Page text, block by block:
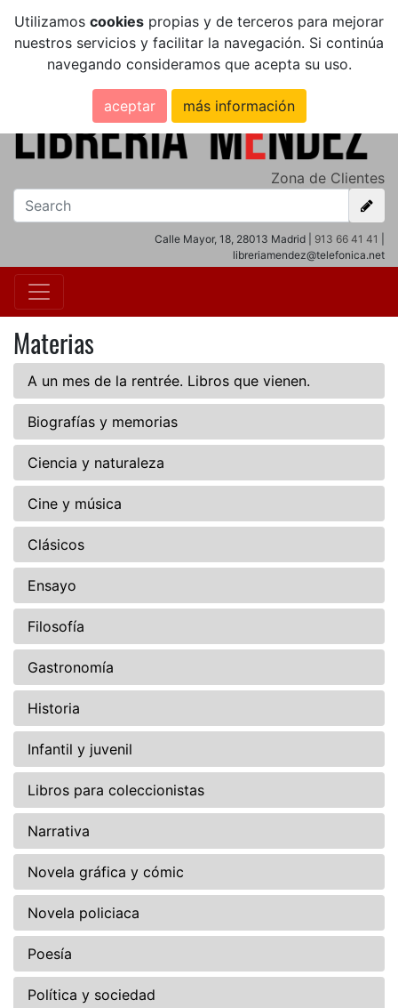
Utilizamos cookies propias y de terceros para mejorar
nuestros servicios y facilitar la navegación. Si continúa
navegando consideramos que acepta su uso.
aceptar más información
Zona de Clientes
Calle Mayor, 18, 28013 Madrid | 913 66 41 41
libreriamendez@telefonica.net
Materias
A un mes de la rentrée. Libros que vienen.
Biografías y memorias
Ciencia y naturaleza
Cine y música
Clásicos
Ensayo
Filosofía
Gastronomía
Historia
Infantil y juvenil
Libros para coleccionistas
Narrativa
Novela gráfica y cómic
Novela policiaca
Poesía
Política y sociedad